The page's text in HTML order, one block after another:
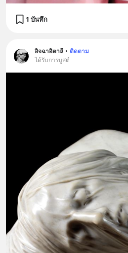
1 บันทึก
อิจฉาอิตาลี • ติดตาม
ได้รับการบูสต์